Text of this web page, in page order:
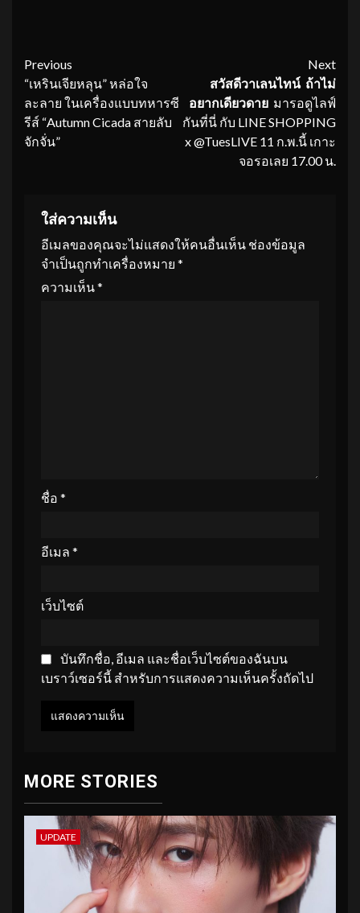
Continue
Reading
Previous
“เหรินเจียหลุน” หล่อใจ
ละลาย ในเครื่องแบบทหารซี
รีส์ “Autumn Cicada สายลับ
จักจั่น”
Next
สวัสดีวาเลนไทน์ ถ้าไม่
อยากเดียวดาย มารอดูไลฟ์
กันที่นี่ กับ LINE SHOPPING
x @TuesLIVE 11 ก.พ.นี้ เกาะ
จอรอเลย 17.00 น.
ใส่ความเห็น
อีเมลของคุณจะไม่แสดงให้คนอื่นเห็น ช่องข้อมูล
จำเป็นถูกทำเครื่องหมาย *
ความเห็น*
ชื่อ *
อีเมล *
เว็บไซต์
บันทึกชื่อ, อีเมล และชื่อเว็บไซต์ของฉันบน
เบราว์เซอร์นี้ สำหรับการแสดงความเห็นครั้งถัดไป
MORE STORIES
UPDATE